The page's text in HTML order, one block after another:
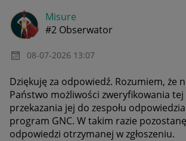
Misure
#2 Obserwator
‎08-07-2026 13:07
Dziękuję za odpowiedź. Rozumiem, że
Państwo możliwości zweryfikowania
przekazania jej do zespołu
program GNC. W takim razie
odpowiedzi otrzymanej w zgłoszeniu.